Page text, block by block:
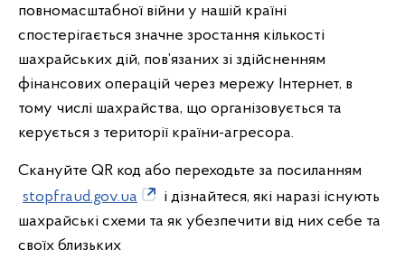
повномасштабної війни у нашій країні
спостерігається значне зростання кількості
шахрайських дій, пов’язаних зі здійсненням
фінансових операцій через мережу Інтернет, в
тому числі шахрайства, що організовується та
керується з території країни-агресора.
Скануйте QR код або переходьте за посиланням
stopfraud.gov.ua
і дізнайтеся, які наразі існують
шахрайські схеми та як убезпечити від них себе та
своїх близьких